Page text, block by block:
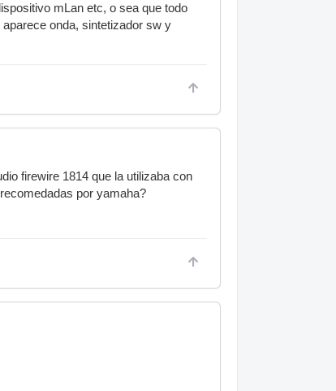
mLan etc, o sea que todo
onda, sintetizador sw y
firewire 1814 que la utilizaba con
por yamaha?